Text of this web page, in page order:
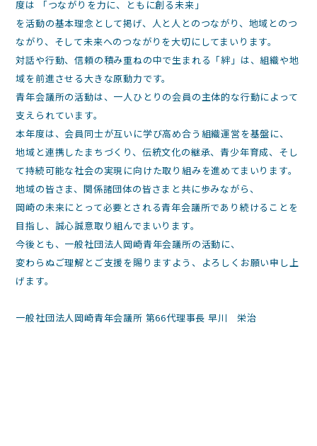
度は 「つながりを力に、ともに創る未来」
を活動の基本理念として掲げ、人と人とのつながり、地域とのつ
ながり、そして未来へのつながりを大切にしてまいります。
対話や行動、信頼の積み重ねの中で生まれる「絆」は、組織や地
域を前進させる大きな原動力です。
青年会議所の活動は、一人ひとりの会員の主体的な行動によって
支えられています。
本年度は、会員同士が互いに学び高め合う組織運営を基盤に、
地域と連携したまちづくり、伝統文化の継承、青少年育成、そし
て持続可能な社会の実現に向けた取り組みを進めてまいります。
地域の皆さま、関係諸団体の皆さまと共に歩みながら、
岡崎の未来にとって必要とされる青年会議所であり続けることを
目指し、誠心誠意取り組んでまいります。
今後とも、一般社団法人岡崎青年会議所の活動に、
変わらぬご理解とご支援を賜りますよう、よろしくお願い申し上
げます。
一般社団法人岡崎青年会議所 第66代理事長 早川 栄治